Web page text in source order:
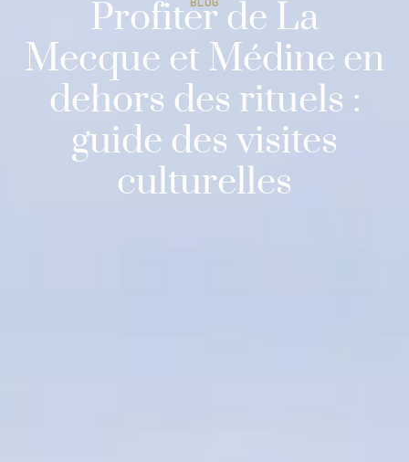
Profiter de La
Mecque et Médine en
dehors des rituels :
guide des visites
culturelles